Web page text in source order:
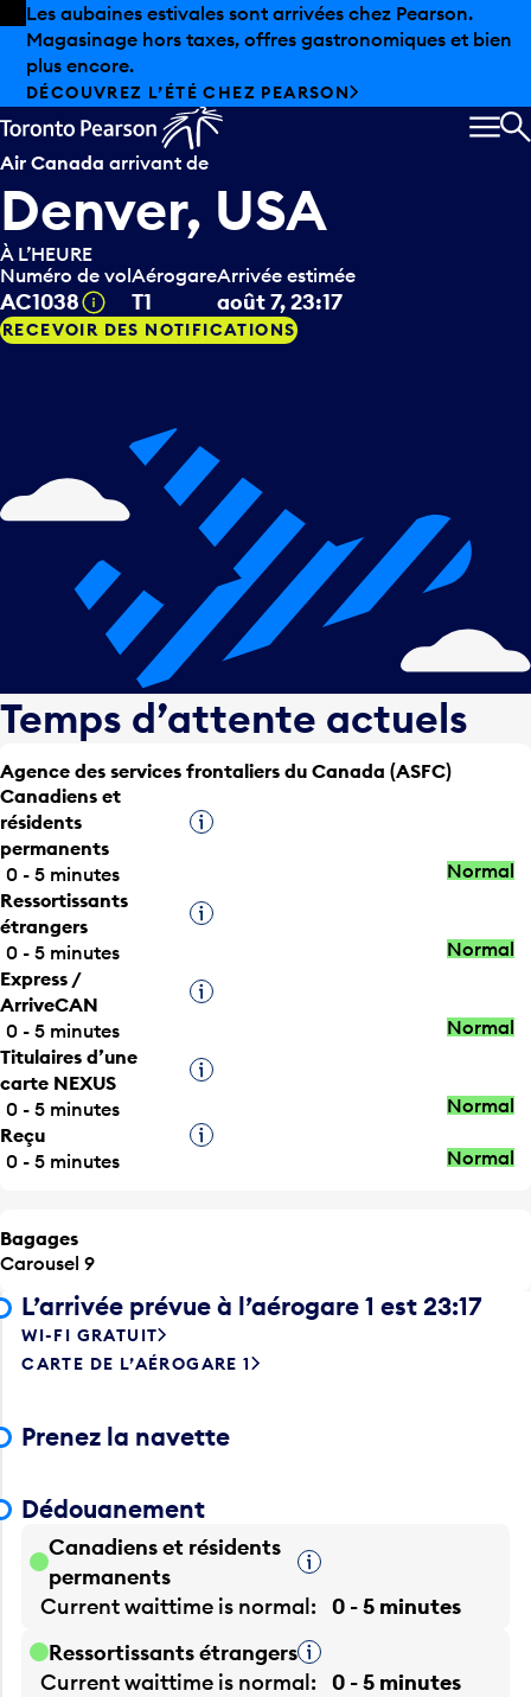
Skip to offers
Passer au contenu principal
Les aubaines estivales sont arrivées chez Pearson.
Magasinage hors taxes, offres gastronomiques et bien
plus encore.
DÉCOUVREZ L’ÉTÉ CHEZ PEARSON
Air Canada arrivant de
Denver, USA
À L’HEURE
Numéro de vol
AC1038 Infobulle
Aérogare
T1
Arrivée estimée
août 7, 23:17
RECEVOIR DES NOTIFICATIONS
Temps d’attente actuels
Agence des services frontaliers du Canada (ASFC)
Canadiens et
résidents
permanents
Infobulle
0 - 5 minutes
Normal
Ressortissants
étrangers
Infobulle
0 - 5 minutes
Normal
Express /
ArriveCAN
Infobulle
0 - 5 minutes
Normal
Titulaires d’une
carte NEXUS
Infobulle
0 - 5 minutes
Normal
Reçu
Infobulle
0 - 5 minutes
Normal
Bagages
Carousel 9
L’arrivée prévue à l’aérogare 1 est 23:17
WI-FI GRATUIT
CARTE DE L’AÉROGARE 1
Prenez la navette
Dédouanement
Canadiens et résidents
permanents
Infobulle
Current waittime is normal
0 - 5 minutes
Ressortissants étrangersInfobulle
Current waittime is normal
0 - 5 minutes